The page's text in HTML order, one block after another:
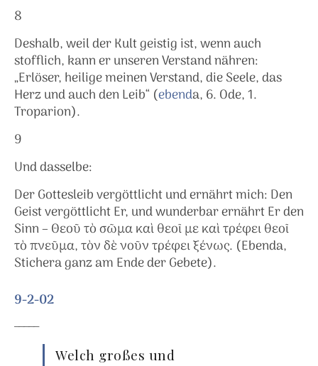
8
Deshalb, weil der Kult geistig ist, wenn auch
stofflich, kann er unseren Verstand nähren:
„Erlöser, heilige meinen Verstand, die Seele, das
Herz und auch den Leib“ (ebenda, 6. Ode, 1.
Troparion).
9
Und dasselbe:
Der Gottesleib vergöttlicht und ernährt mich: Den
Geist vergöttlicht Er, und wunderbar ernährt Er den
Sinn – Θεοῦ τὸ σῶμα καὶ θεοῖ με καὶ τρέφει θεοῖ
τὸ πνεῦμα, τὸν δὲ νοῦν τρέφει ξένως. (Ebenda,
Stichera ganz am Ende der Gebete).
9-2-02
_____
Welch großes und